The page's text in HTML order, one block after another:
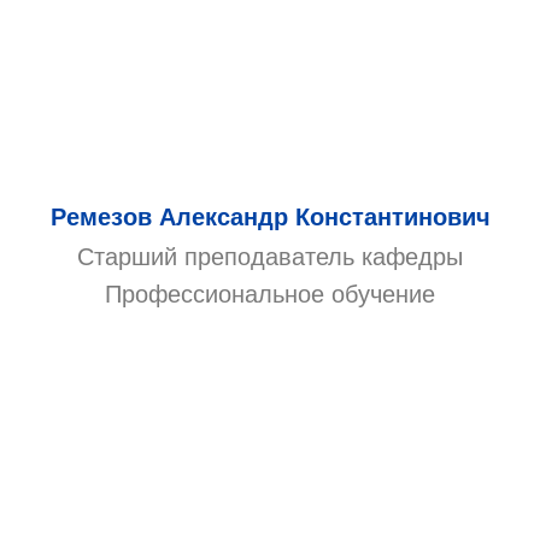
Ремезов Александр Константинович
Старший преподаватель кафедры
Профессиональное обучение